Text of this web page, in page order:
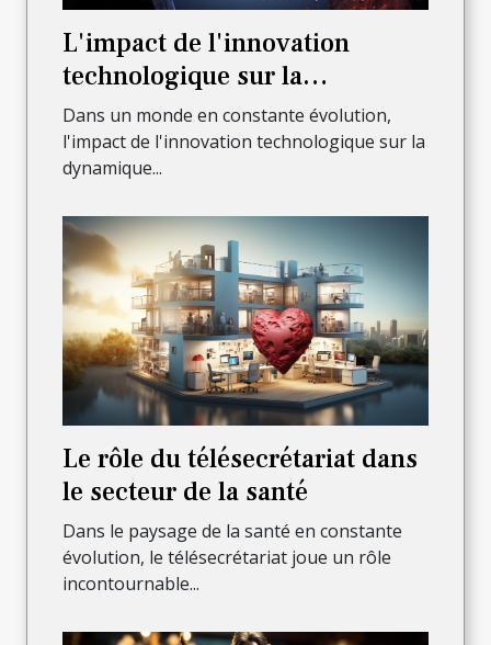
L'impact de l'innovation
technologique sur la
dynamique de l'entreprise
Dans un monde en constante évolution,
l'impact de l'innovation technologique sur la
dynamique...
Le rôle du télésecrétariat dans
le secteur de la santé
Dans le paysage de la santé en constante
évolution, le télésecrétariat joue un rôle
incontournable...